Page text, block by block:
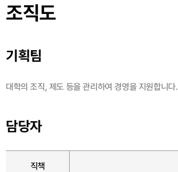
조직도
기획팀
대학의 조직, 제도 등을 관리하여 경영을 지원합니다.
담당자
직책